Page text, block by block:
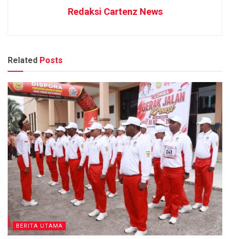
Redaksi Cartenz News
Related Posts
BERITA UTAMA